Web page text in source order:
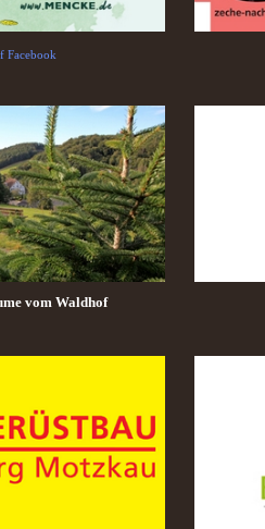
Facebook
vom Waldhof